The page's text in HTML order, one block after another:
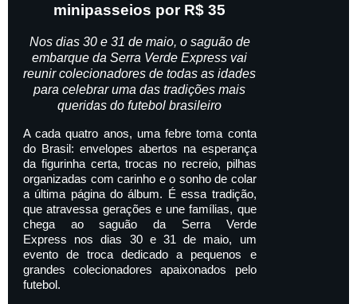
minipasseios por R$ 35
Nos dias 30 e 31 de maio, o saguão de
embarque da Serra Verde Express vai
reunir colecionadores de todas as idades
para celebrar uma das tradições mais
queridas do futebol brasileiro
A cada quatro anos, uma febre toma conta
do Brasil: envelopes abertos na esperança
da figurinha certa, trocas no recreio, pilhas
organizadas com carinho e o sonho de colar
a última página do álbum. É essa tradição,
que atravessa gerações e une famílias, que
chega ao saguão da Serra Verde
Express nos dias 30 e 31 de maio, um
evento de troca dedicado a pequenos e
grandes colecionadores apaixonados pelo
futebol.